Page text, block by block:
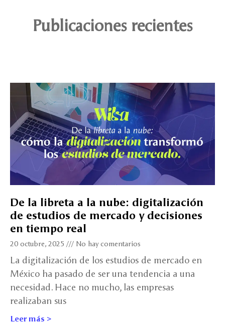
Publicaciones recientes
De la libreta a la nube: digitalización
de estudios de mercado y decisiones
en tiempo real
20 octubre, 2025 No hay comentarios
La digitalización de los estudios de mercado en
México ha pasado de ser una tendencia a una
necesidad. Hace no mucho, las empresas
realizaban sus
Leer más >